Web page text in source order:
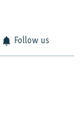
Follow us